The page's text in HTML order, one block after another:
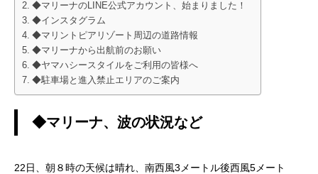
◆マリーナのLINE公式アカウント、始まりました！
◆インスタグラム
◆マリントピアリゾート周辺の道路情報
◆マリーナから出航前のお願い
◆ヤマハシースタイルをご利用の皆様へ
◆駐車場と進入禁止エリアのご案内
◆マリーナ、波の状況など
22日、朝８時の天候は晴れ、南西風3メートル後西風5メート